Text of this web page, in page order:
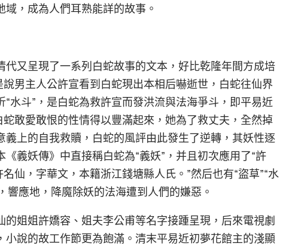
，成為人們耳熟能詳的故事。
又呈現了一系列白蛇故事的文本，好比乾隆年間方成培
男主人公許宣看到白蛇現出本相后嚇逝世，白蛇往仙界
水斗”，是白蛇為救許宣而發洪流與法海爭斗，即平易近
敢愛敢恨的性情得以豐滿起來，她為了救丈夫，全然掉
上的自我救贖，白蛇的風評由此發生了逆轉，其妖性逐
義妖傳》中直接稱白蛇為“義妖”，并且初次應用了“許
仙，字華文，本籍浙江錢塘縣人氏。”然后也有“盜草”“水
響應地，降魔除妖的法海遭到人們的嫌惡。
姐姐許嬌容、姐夫李公甫等名字接踵呈現，后來電視劇
小說的故工作節更為飽滿。清末平易近初夢花館主的淺顯